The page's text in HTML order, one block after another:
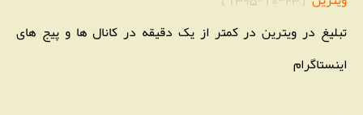
تبلیغ در ویترین در کمتر از یک دقیقه در کانال ها و پیج های
اینستاگرام